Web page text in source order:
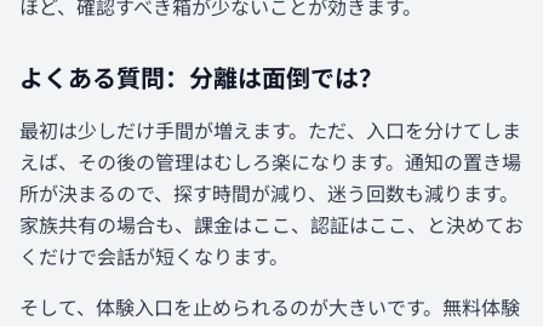
ほど、確認すべき箱が少ないことが効きます。
よくある質問：分離は面倒では？
最初は少しだけ手間が増えます。ただ、入口を分けてしま
えば、その後の管理はむしろ楽になります。通知の置き場
所が決まるので、探す時間が減り、迷う回数も減ります。
家族共有の場合も、課金はここ、認証はここ、と決めてお
くだけで会話が短くなります。
そして、体験入口を止められるのが大きいです。無料体験